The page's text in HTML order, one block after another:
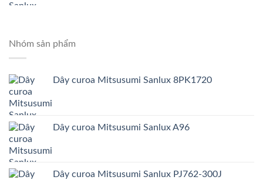
Nhóm sản phẩm
Dây curoa Mitsusumi Sanlux 8PK1720
Dây curoa Mitsusumi Sanlux A96
Dây curoa Mitsusumi Sanlux PJ762-300J